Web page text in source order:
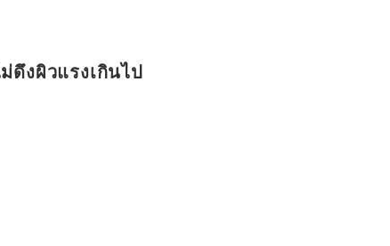
งผิวแรงเกินไป